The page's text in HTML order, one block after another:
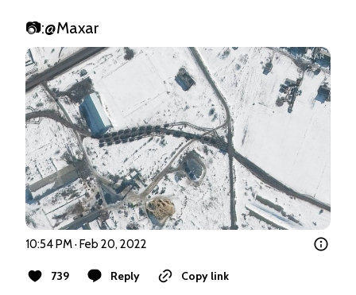
📷:@Maxar
10:54 PM · Feb 20, 2022
739 Reply Copy link